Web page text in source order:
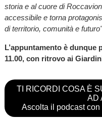
storia e al cuore di
accessibile e torna
di territorio, comunità e
L’appuntamento è dunque
11.00, con ritrovo ai
TI RICORDI COSA È
AD
Ascolta il podcast